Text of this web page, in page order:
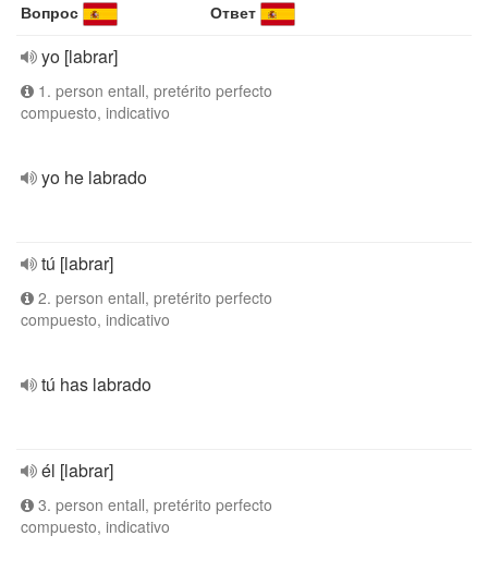
Вопрос Ответ
yo [labrar]
1. person entall, pretérito perfecto
compuesto, indicativo
yo he labrado
tú [labrar]
2. person entall, pretérito perfecto
compuesto, indicativo
tú has labrado
él [labrar]
3. person entall, pretérito perfecto
compuesto, indicativo